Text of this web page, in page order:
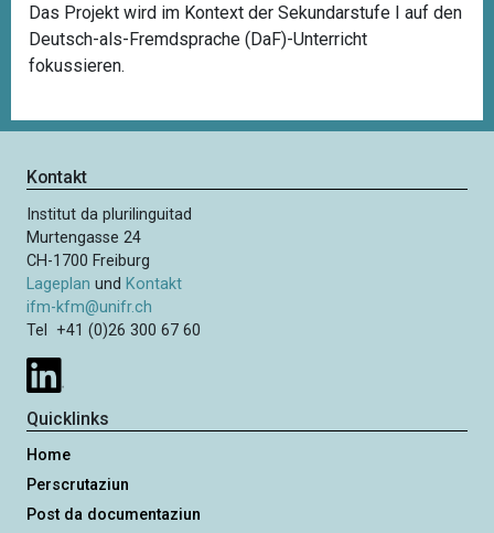
Das Projekt wird im Kontext der Sekundarstufe I auf den
Deutsch-als-Fremdsprache (DaF)-Unterricht
fokussieren.
Kontakt
Institut da plurilinguitad
Murtengasse 24
CH-1700 Freiburg
Lageplan und Kontakt
ifm-kfm@unifr.ch
Tel +41 (0)26 300 67 60
Quicklinks
Home
Perscrutaziun
Post da documentaziun